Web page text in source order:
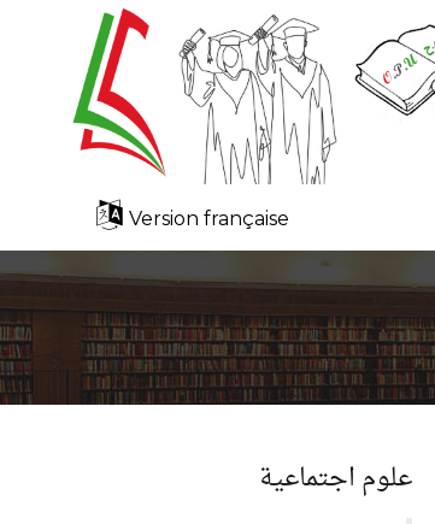
Version française
علوم اجتماعية